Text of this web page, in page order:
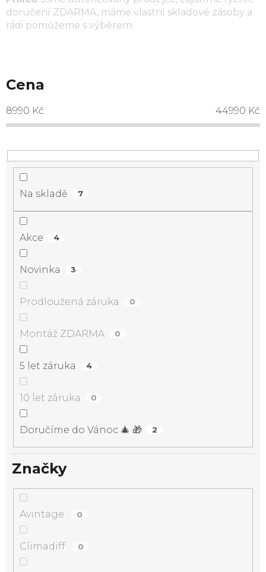
doručení ZDARMA, máme vlastní skladové zásoby a
rádi pomůžeme s výběrem.
Cena
8990 Kč 44990 Kč
Na skladě 7
Akce 4
Novinka 3
Prodloužená záruka 0
Montáž ZDARMA 0
5 let záruka 4
10 let záruka 0
Doručíme do Vánoc 🎄 🎁 2
Značky
Avintage 0
Climadiff 0